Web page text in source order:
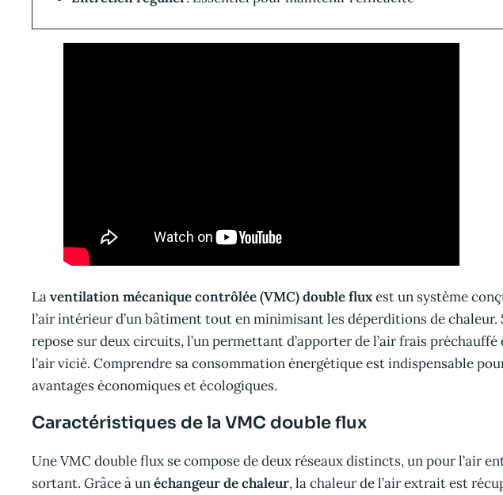
Laventilation mécanique contrôlée (VMC) double fluxest un système
l’air intérieur d’un bâtiment tout en minimisant les déperditions de
repose sur deux circuits, l’un permettant d’apporter de l’air frais préchauffé
l’air vicié. Comprendre sa consommation énergétique est indispensable
avantages économiques et écologiques.
Caractéristiques de la VMC double flux
Une VMC double flux se compose de deux réseaux distincts, un pour l’air
sortant. Grâce à unéchangeur de chaleur, la chaleur de l’air extrait est